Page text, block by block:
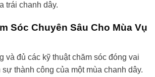
trái chanh dây.
Sóc Chuyên Sâu Cho Mùa Vụ
và đủ các kỹ thuật chăm sóc đóng vai
thành công của một mùa chanh dây.